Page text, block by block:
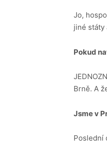
Jo,
jiné státy
Pokud
Brně. A
Jsme v
Poslední